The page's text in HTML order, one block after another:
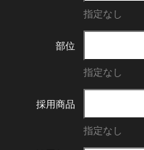
指定なし
部位
指定なし
採用商品
指定なし